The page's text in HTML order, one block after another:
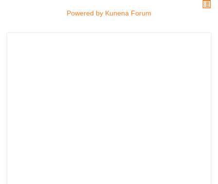
Powered by Kunena Forum